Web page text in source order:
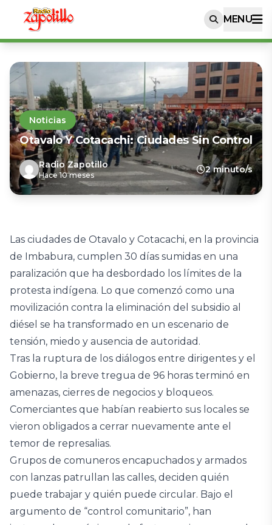
MENU
Noticias
Otavalo Y Cotacachi: Ciudades Sin Control
Radio Zapotillo
Hace 10 meses
2 minuto/s
Las ciudades de Otavalo y Cotacachi, en la provincia
de Imbabura, cumplen 30 días sumidas en una
paralización que ha desbordado los límites de la
protesta indígena. Lo que comenzó como una
movilización contra la eliminación del subsidio al
diésel se ha transformado en un escenario de
tensión, miedo y ausencia de autoridad.
Tras la ruptura de los diálogos entre dirigentes y el
Gobierno, la breve tregua de 96 horas terminó en
amenazas, cierres de negocios y bloqueos.
Comerciantes que habían reabierto sus locales se
vieron obligados a cerrar nuevamente ante el
temor de represalias.
Grupos de comuneros encapuchados y armados
con lanzas patrullan las calles, deciden quién
puede trabajar y quién puede circular. Bajo el
argumento de “control comunitario”, han